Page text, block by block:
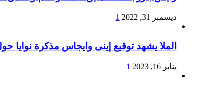
ديسمبر 31, 2022 1
الملا يشهد توقيع إينى وايجاس مذكرة نوايا
يناير 16, 2023 1